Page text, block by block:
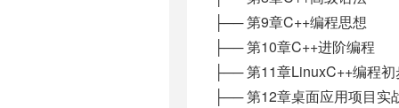
├── 第9章C++编程思想
├── 第10章C++进阶编程
├── 第11章LinuxC++编程初
├── 第12章桌面应用项目实